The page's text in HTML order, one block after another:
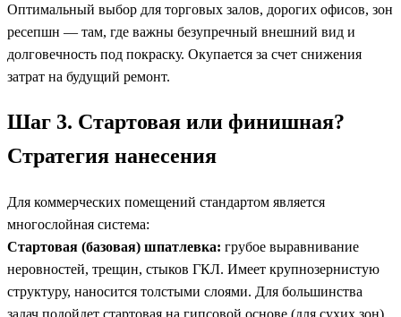
Оптимальный выбор для торговых залов, дорогих офисов, зон
ресепшн — там, где важны безупречный внешний вид и
долговечность под покраску. Окупается за счет снижения
затрат на будущий ремонт.
Шаг 3. Стартовая или финишная?
Стратегия нанесения
Для коммерческих помещений стандартом является
многослойная система:
Стартовая (базовая) шпатлевка: грубое выравнивание
неровностей, трещин, стыков ГКЛ. Имеет крупнозернистую
структуру, наносится толстыми слоями. Для большинства